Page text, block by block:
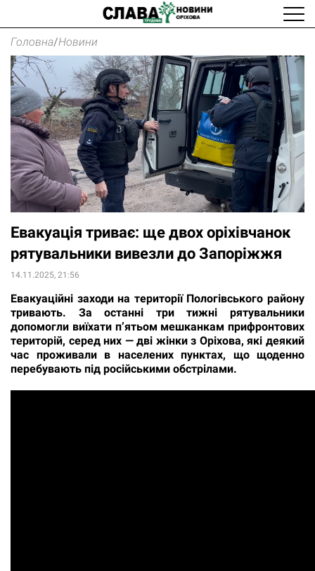
Головна/Новини
Евакуація триває: ще двох оріхівчанок
рятувальники вивезли до Запоріжжя
14.11.2025, 21:56
Евакуаційні заходи на території Пологівського району
тривають. За останні три тижні рятувальники
допомогли виїхати п’ятьом мешканкам прифронтових
територій, серед них — дві жінки з Оріхова, які деякий
час проживали в населених пунктах, що щоденно
перебувають під російськими обстрілами.